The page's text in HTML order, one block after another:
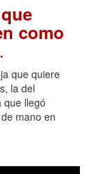
como
.
que quiere
la del
que llegó
mano en